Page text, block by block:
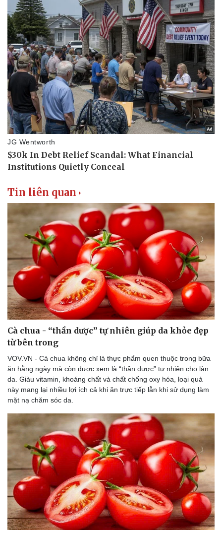
Tin liên quan
Cà chua - “thần dược” tự nhiên giúp da khỏe đẹp
từ bên trong
VOV.VN - Cà chua không chỉ là thực phẩm quen thuộc trong bữa
ăn hằng ngày mà còn được xem là “thần dược” tự nhiên cho làn
da. Giàu vitamin, khoáng chất và chất chống oxy hóa, loại quả
này mang lại nhiều lợi ích cả khi ăn trực tiếp lẫn khi sử dụng làm
mặt nạ chăm sóc da.